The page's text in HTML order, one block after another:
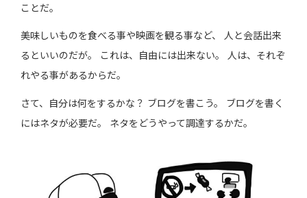
ことだ。
美味しいものを食べる事や映画を観る事など、 人と会話出来
るといいのだが。 これは、自由には出来ない。 人は、それぞ
れやる事があるからだ。
さて、自分は何をするかな？ ブログを書こう。 ブログを書く
にはネタが必要だ。 ネタをどうやって調達するかだ。